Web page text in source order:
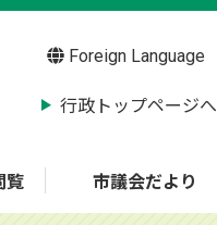
Foreign Language
行政トップページへ
覧 市議会だより